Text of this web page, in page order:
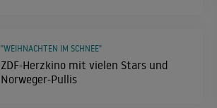
ZDF-Herzkino mit vielen Stars und
Norweger-Pullis
"WEIHNACHTEN IM SCHNEE"